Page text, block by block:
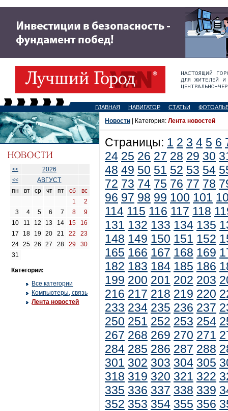
ГЛАВНАЯ НАВИГАТОР СТАТЬИ
<< 2026
<<
АВГУСТ
пн
вт ср чт пт сб
вс
1
2
3
4 5 6 7 8
9
10
11 12 13 14 15
16
17
18 19 20 21 22
23
24
25 26 27 28 29
30
31
Категории:
Все категории
Компьютеры, связь
Лента новостей
Новости | Категория: Лента новостей
Страницы: 1 2 3 4 5 6
24 25 26 27 28 29 30
48 49 50 51 52 53 54
72 73 74 75 76 77 78
96 97 98 99 100 101
114 115 116 117 118
131 132 133 134 135
148 149 150 151 152
165 166 167 168 169
182 183 184 185 186
199 200 201 202 203
216 217 218 219 220
233 234 235 236 237
250 251 252 253 254
267 268 269 270 271
284 285 286 287 288
301 302 303 304 305
318 319 320 321 322
335 336 337 338 339
352 353 354 355 356